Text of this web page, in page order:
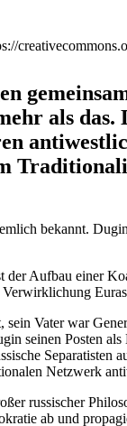
als
bekannt.
Aufbau einer
Vater war
seinen Posten
Netzwerk
russi­scher
ab und